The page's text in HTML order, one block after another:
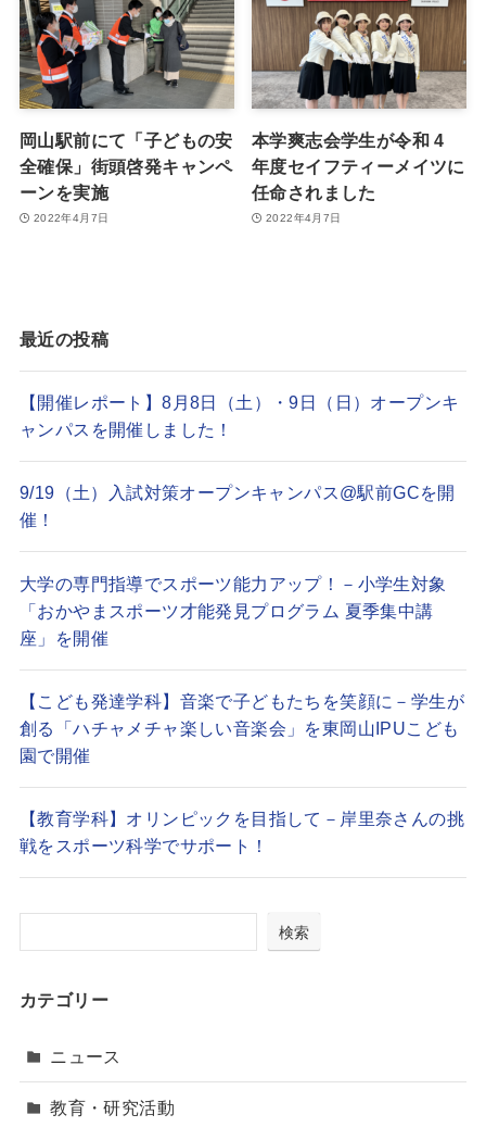
岡山駅前にて「子どもの安
全確保」街頭啓発キャンペ
ーンを実施
2022年4月7日
本学爽志会学生が令和 4
年度セイフティーメイツに
任命されました
2022年4月7日
最近の投稿
【開催レポート】8月8日（土）・9日（日）オープンキ
ャンパスを開催しました！
9/19（土）入試対策オープンキャンパス@駅前GCを開
催！
大学の専門指導でスポーツ能力アップ！－小学生対象
「おかやまスポーツ才能発見プログラム 夏季集中講
座」を開催
【こども発達学科】音楽で子どもたちを笑顔に－学生が
創る「ハチャメチャ楽しい音楽会」を東岡山IPUこども
園で開催
【教育学科】オリンピックを目指して－岸里奈さんの挑
戦をスポーツ科学でサポート！
検索
カテゴリー
ニュース
教育・研究活動